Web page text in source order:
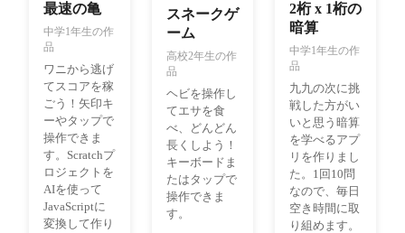
最速の亀
中学1年生の作
品
ワニから逃げ
てスコアを稼
ごう！矢印キ
ーやタップで
操作できま
す。Scratchプ
ロジェクトを
AIを使って
JavaScriptに
変換して作り
スネークゲ
ーム
高校2年生の作
品
ヘビを操作し
てエサを食
べ、どんどん
長くしよう！
キーボードま
たはタップで
操作できま
す。
2桁 x 1桁の
暗算
中学1年生の作
品
九九の次に挑
戦した方がい
いと思う暗算
を学べるアプ
リを作りまし
た。1回10問
なので、毎日
空き時間に取
り組めます。